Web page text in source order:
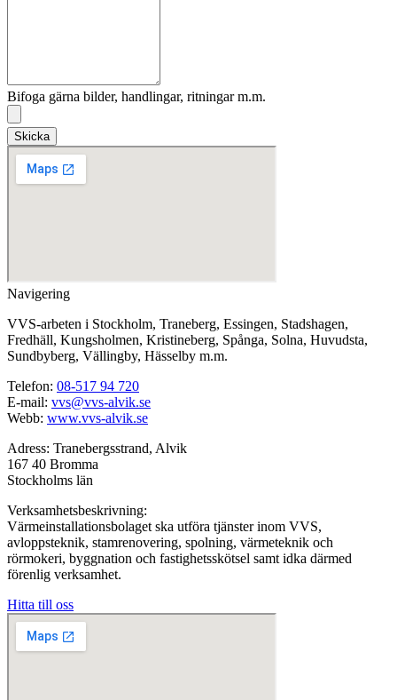
Bifoga gärna bilder, handlingar, ritningar m.m.
Skicka
Navigering
VVS-arbeten i Stockholm, Traneberg, Essingen, Stadshagen,
Fredhäll, Kungsholmen, Kristineberg, Spånga, Solna, Huvudsta,
Sundbyberg, Vällingby, Hässelby m.m.
Telefon: 08-517 94 720
E-mail: vvs@vvs-alvik.se
Webb: www.vvs-alvik.se
Adress: Tranebergsstrand, Alvik
167 40 Bromma
Stockholms län
Verksamhetsbeskrivning:
Värmeinstallationsbolaget ska utföra tjänster inom VVS,
avloppsteknik, stamrenovering, spolning, värmeteknik och
rörmokeri, byggnation och fastighetsskötsel samt idka därmed
förenlig verksamhet.
Hitta till oss